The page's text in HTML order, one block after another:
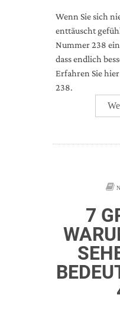
Wenn Sie sich
enttäuscht
Nummer 238
dass endlich
Erfahren Sie
238.
7